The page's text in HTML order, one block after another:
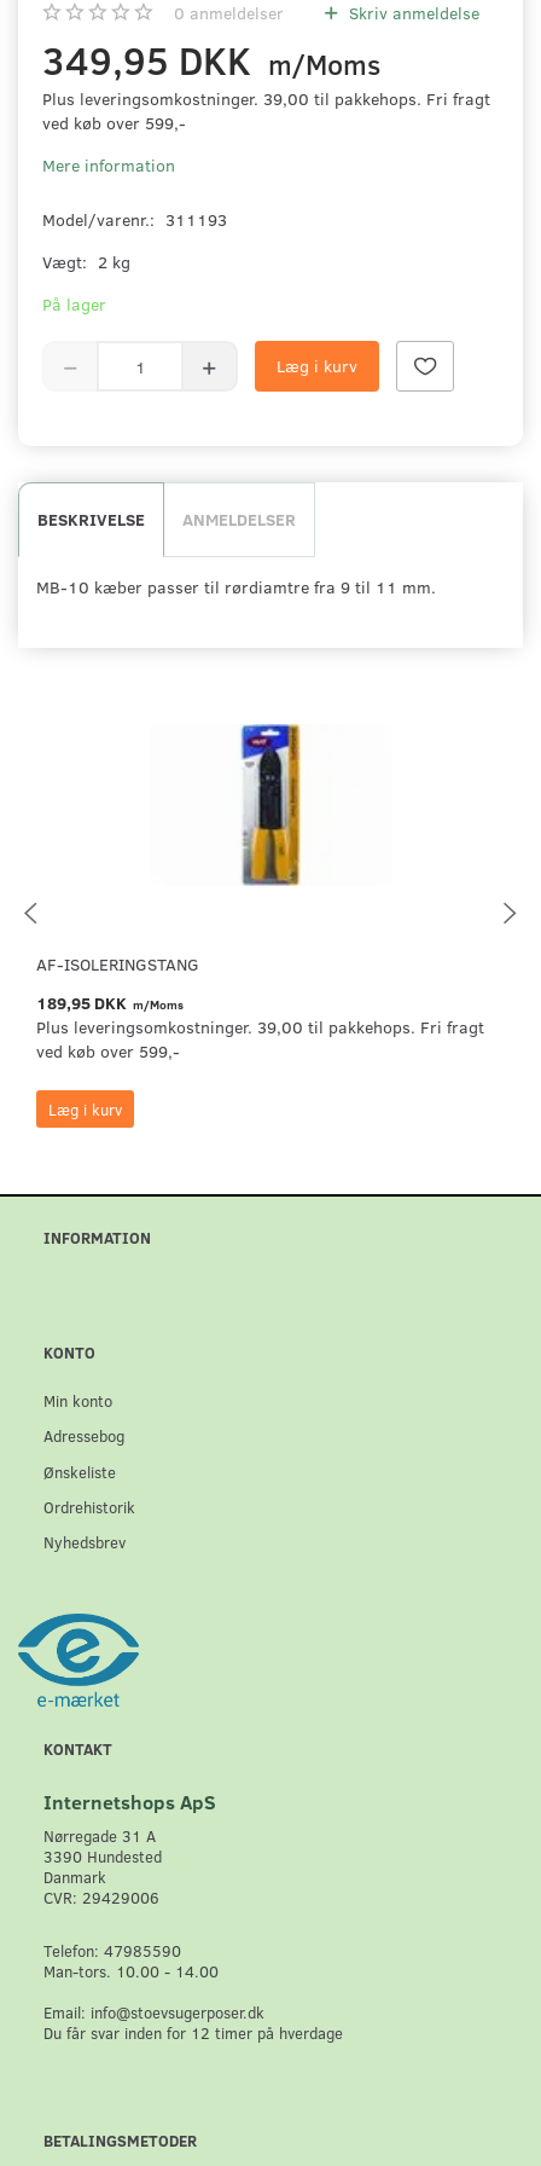
0 anmeldelser Skriv anmeldelse
349,95 DKK m/Moms
Plus leveringsomkostninger. 39,00 til pakkehops. Fri fragt
ved køb over 599,-
Mere information
Model/varenr.: 311193
Vægt: 2 kg
På lager
Læg i kurv
BESKRIVELSE ANMELDELSER
MB-10 kæber passer til rørdiamtre fra 9 til 11 mm.
AF-ISOLERINGSTANG
189,95 DKK m/Moms
Plus leveringsomkostninger. 39,00 til pakkehops. Fri fragt
ved køb over 599,-
Læg i kurv
INFORMATION
KONTO
Min konto
Adressebog
Ønskeliste
Ordrehistorik
Nyhedsbrev
KONTAKT
Internetshops ApS
Nørregade 31 A
3390 Hundested
Danmark
CVR: 29429006
Telefon: 47985590
Man-tors. 10.00 - 14.00
Email: info@stoevsugerposer.dk
Du får svar inden for 12 timer på hverdage
BETALINGSMETODER